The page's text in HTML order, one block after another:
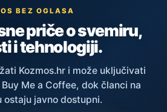
BEZ OGLASA
priče o svemiru,
i tehnologiji.
Kozmos.hr i može uključivati
Me a Coffee, dok članci na
ostaju javno dostupni.